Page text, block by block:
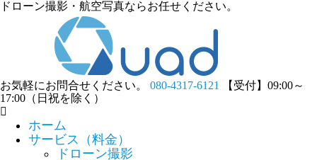
ドローン撮影・航空写真ならお任せください。
お気軽にお問合せください。 080-4317-6121
【受付】09:00～
17:00（日祝を除く）
ホーム
サービス（料金）
ドローン撮影